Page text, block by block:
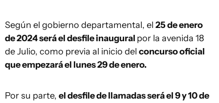
Según el gobierno departamental, el 25 de enero
de 2024 será el desfile inaugural por la avenida 18
de Julio, como previa al inicio del concurso oficial
que empezará el lunes 29 de enero.
Por su parte, el desfile de llamadas será el 9 y 10 de